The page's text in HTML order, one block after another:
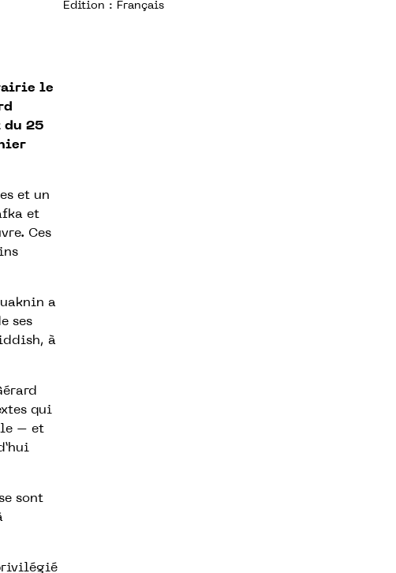
Edition : Français
le
du 25
et un
et
Ces
a
ses
à
qui
– et
sont